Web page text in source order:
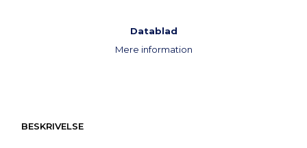
Datablad
Mere information
BESKRIVELSE